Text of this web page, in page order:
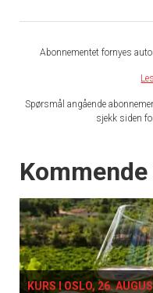
Abonnementet fornyes
Spørsmål angående
sjekk siden
Events
KURS I OSLO, 26.